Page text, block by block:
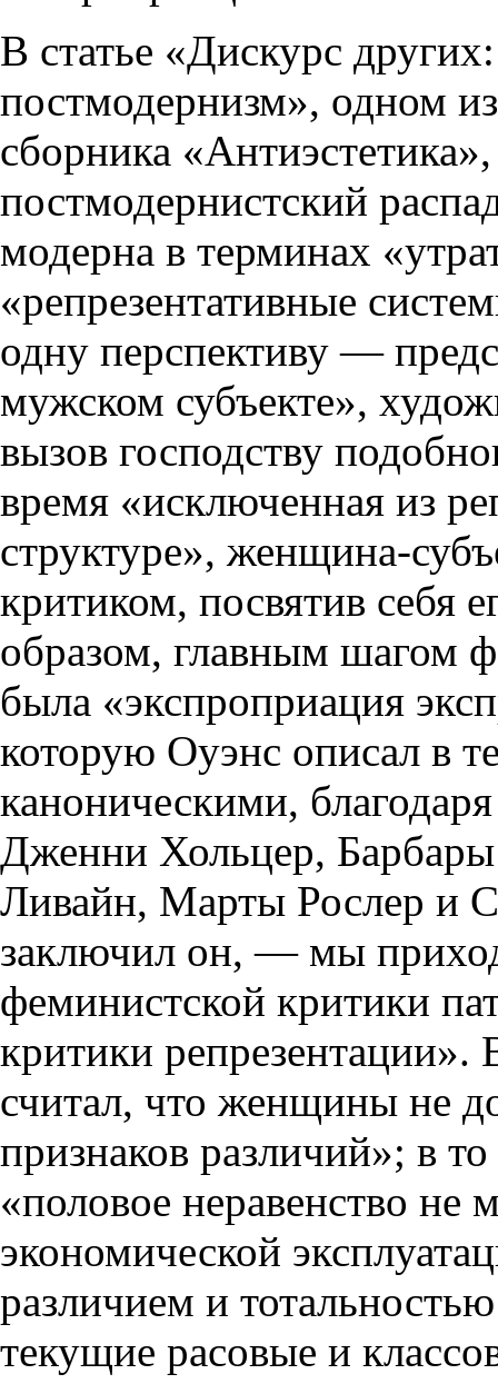
В статье «Дискурс
постмодернизм», одном
сборника
постмодернистский
модерна в терминах
«репрезентативные
одну перспективу —
мужском субъекте»,
вызов господству
время «исключенная из
структуре», женщина-
критиком, посвятив себя
образом, главным шагом
была «экспроприация
которую Оуэнс описал в
каноническими,
Дженни Хольцер,
Ливайн, Марты Рослер и
заключил он, — мы
феминистской критики
критики репрезентации».
считал, что женщины не
признаков различий»; в
«половое неравенство не
экономической
различием и
текущие расовые и